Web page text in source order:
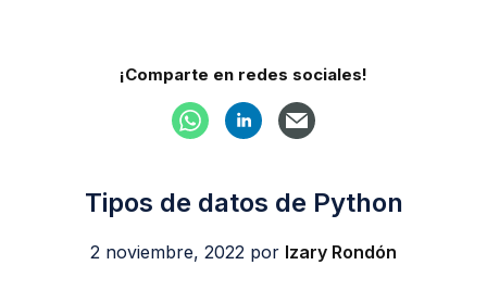
¡Comparte en redes sociales!
Tipos de datos de Python
2 noviembre, 2022 por Izary Rondón